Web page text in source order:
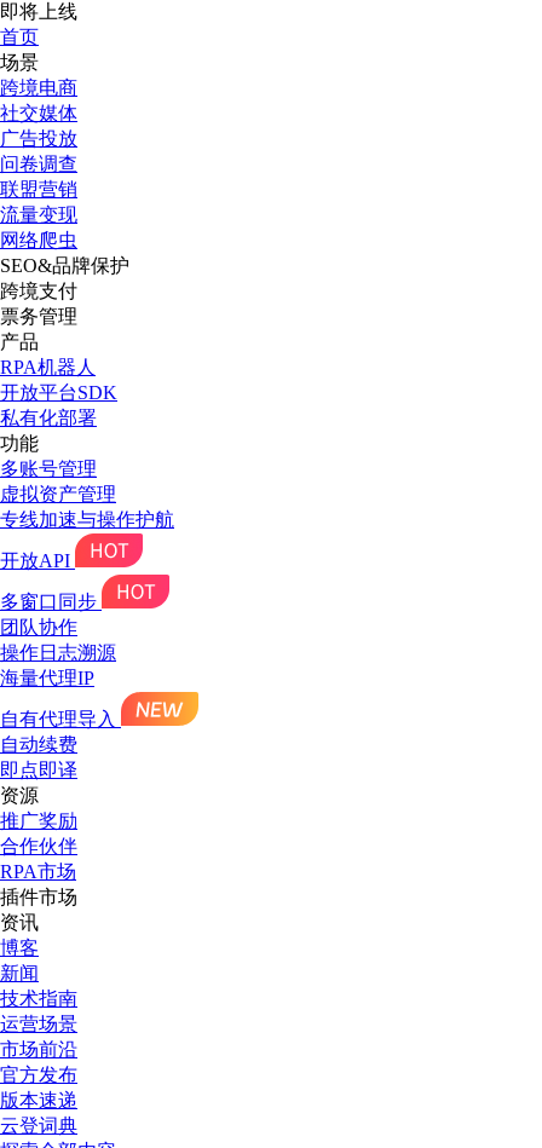
即将上线
首页
场景
跨境电商
社交媒体
广告投放
问卷调查
联盟营销
流量变现
网络爬虫
SEO&品牌保护
跨境支付
票务管理
产品
RPA机器人
开放平台SDK
私有化部署
功能
多账号管理
虚拟资产管理
专线加速与操作护航
开放API
多窗口同步
团队协作
操作日志溯源
海量代理IP
自有代理导入
自动续费
即点即译
资源
推广奖励
合作伙伴
RPA市场
插件市场
资讯
博客
新闻
技术指南
运营场景
市场前沿
官方发布
版本速递
云登词典